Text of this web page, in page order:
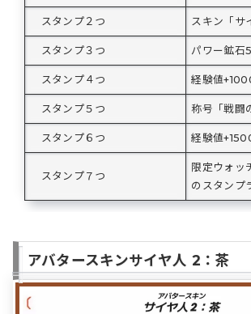
スタンプ２つ スキン「サ
スタンプ３つ パワー鉱石
スタンプ４つ 経験値
スタンプ５つ 称号「戦闘
スタンプ６つ 経験値
スタンプ７つ
限定ウォ
のスタンプ
アバタースキンサイヤ人 2：茶